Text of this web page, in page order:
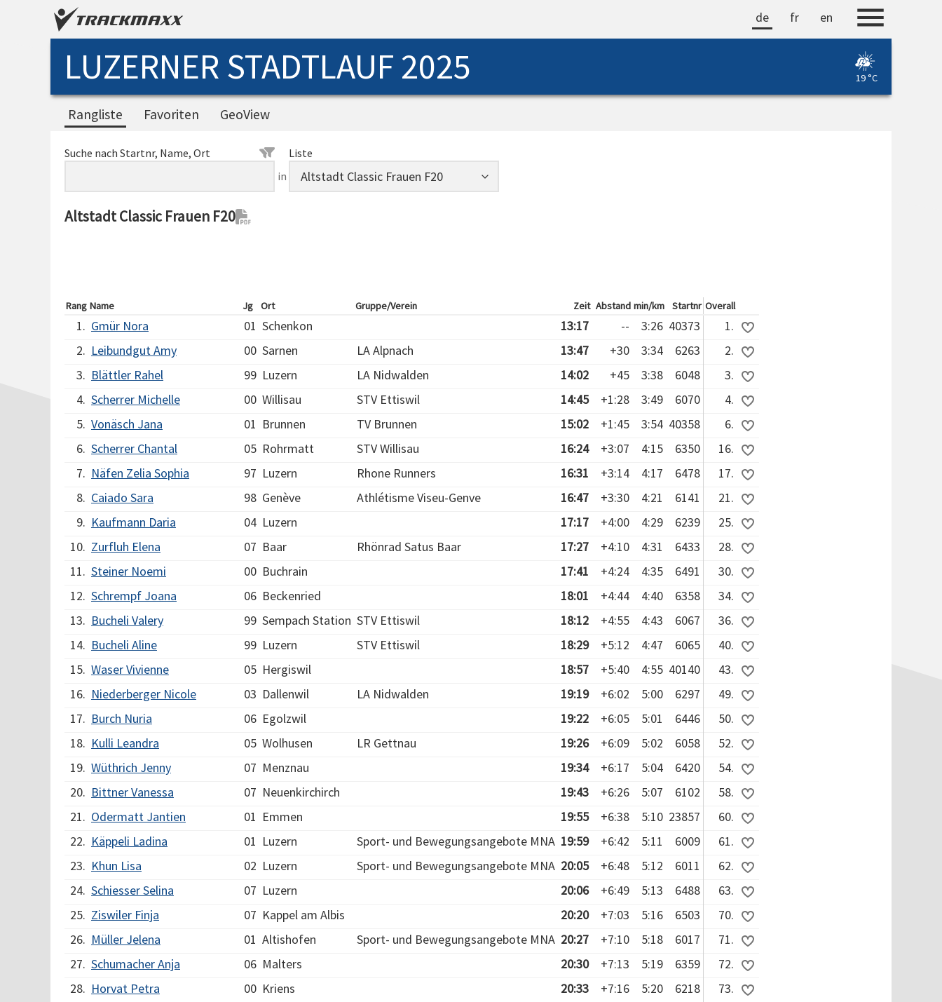
de fr en
LUZERNER STADTLAUF 2025 19 °C
Rangliste Favoriten GeoView
Suche nach Startnr, Name, Ort
in
Liste
Altstadt Classic Frauen F20
Rang Name Jg Ort Gruppe/Verein Zeit Abstand min/km Startnr Overall
1. Gmür Nora 01 Schenkon 13:17 -- 3:26 40373
1.
2. Leibundgut Amy 00 Sarnen LA Alpnach 13:47 +30 3:34 6263
2.
3. Blättler Rahel 99 Luzern LA Nidwalden 14:02 +45 3:38 6048
3.
4. Scherrer Michelle 00 Willisau STV Ettiswil 14:45 +1:28 3:49 6070
4.
5. Vonäsch Jana 01 Brunnen TV Brunnen 15:02 +1:45 3:54 40358
6.
6. Scherrer Chantal 05 Rohrmatt STV Willisau 16:24 +3:07 4:15 6350
16.
7. Näfen Zelia Sophia 97 Luzern Rhone Runners 16:31 +3:14 4:17 6478
17.
8. Caiado Sara 98 Genève Athlétisme Viseu-Genve 16:47 +3:30 4:21 6141
21.
9. Kaufmann Daria 04 Luzern 17:17 +4:00 4:29 6239
25.
10. Zurfluh Elena 07 Baar Rhönrad Satus Baar 17:27 +4:10 4:31 6433
28.
11. Steiner Noemi 00 Buchrain 17:41 +4:24 4:35 6491
30.
12. Schrempf Joana 06 Beckenried 18:01 +4:44 4:40 6358
34.
13. Bucheli Valery 99 Sempach Station STV Ettiswil 18:12 +4:55 4:43 6067
36.
14. Bucheli Aline 99 Luzern STV Ettiswil 18:29 +5:12 4:47 6065
40.
15. Waser Vivienne 05 Hergiswil 18:57 +5:40 4:55 40140
43.
16. Niederberger Nicole 03 Dallenwil LA Nidwalden 19:19 +6:02 5:00 6297
49.
17. Burch Nuria 06 Egolzwil 19:22 +6:05 5:01 6446
50.
18. Kulli Leandra 05 Wolhusen LR Gettnau 19:26 +6:09 5:02 6058
52.
19. Wüthrich Jenny 07 Menznau 19:34 +6:17 5:04 6420
54.
20. Bittner Vanessa 07 Neuenkirchirch 19:43 +6:26 5:07 6102
58.
21. Odermatt Jantien 01 Emmen 19:55 +6:38 5:10 23857
60.
22. Käppeli Ladina 01 Luzern Sport- und Bewegungsangebote MNA 19:59 +6:42 5:11 6009
61.
23. Khun Lisa 02 Luzern Sport- und Bewegungsangebote MNA 20:05 +6:48 5:12 6011
62.
24. Schiesser Selina 07 Luzern 20:06 +6:49 5:13 6488
63.
25. Ziswiler Finja 07 Kappel am Albis 20:20 +7:03 5:16 6503
70.
26. Müller Jelena 01 Altishofen Sport- und Bewegungsangebote MNA 20:27 +7:10 5:18 6017
71.
27. Schumacher Anja 06 Malters 20:30 +7:13 5:19 6359
72.
28. Horvat Petra 00 Kriens 20:33 +7:16 5:20 6218
73.